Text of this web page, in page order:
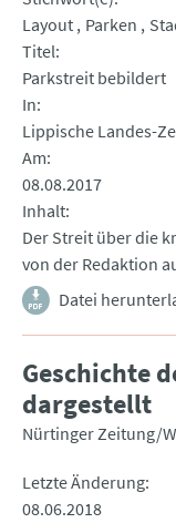
Layout Parken
Titel
Parkstreit bebildert
In
Lippische Landes-
Am
08.08.2017
Inhalt
Der Streit über die
von der Redaktion
Datei
Geschichte
dargestellt
Nürtinger Zeitung/
Letzte Änderung
08.06.2018